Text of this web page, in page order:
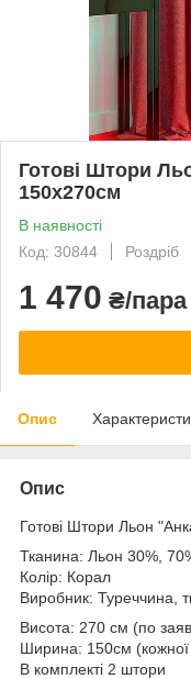
Готові Штори
150х270см
В наявності
Код: 30844
Роздріб
1 470 ₴/пара
Опис
Опис
Готові Штори Льон
Тканина: Льон 30%,
Колір: Корал
Виробник: Туреччина,
Висота: 270 см (по
Ширина: 150см
В комплекті 2 штори